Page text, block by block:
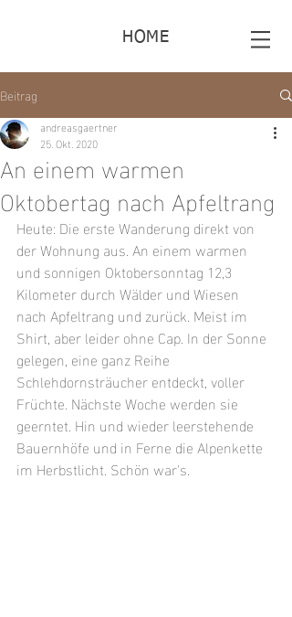
HOME
Beitrag
An einem warmen
Oktobertag nach Apfeltrang
andreasgaertner
25. Okt. 2020
Heute: Die erste Wanderung direkt von
der Wohnung aus. An einem warmen
und sonnigen Oktobersonntag 12,3
Kilometer durch Wälder und Wiesen
nach Apfeltrang und zurück. Meist im
Shirt, aber leider ohne Cap. In der Sonne
gelegen, eine ganz Reihe
Schlehdornsträucher entdeckt, voller
Früchte. Nächste Woche werden sie
geerntet. Hin und wieder leerstehende
Bauernhöfe und in Ferne die Alpenkette
im Herbstlicht. Schön war's.